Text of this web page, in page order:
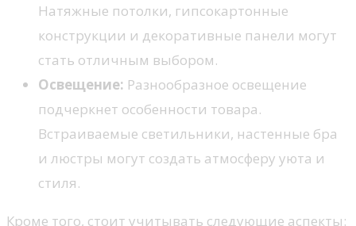
Натяжные потолки, гипсокартонные
конструкции и декоративные панели могут
стать отличным выбором.
Освещение: Разнообразное освещение
подчеркнет особенности товара.
Встраиваемые светильники, настенные бра
и люстры могут создать атмосферу уюта и
стиля.
Кроме того, стоит учитывать следующие аспекты: